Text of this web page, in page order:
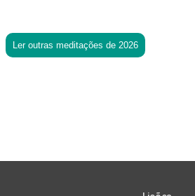
Ler outras meditações de 2026